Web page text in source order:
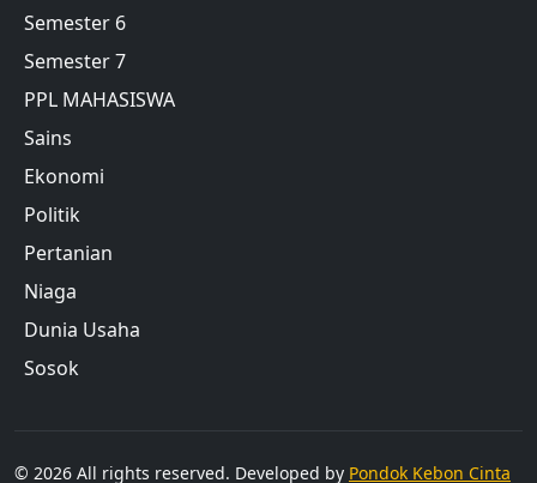
Semester 6
Semester 7
PPL MAHASISWA
Sains
Ekonomi
Politik
Pertanian
Niaga
Dunia Usaha
Sosok
© 2026 All rights reserved. Developed by Pondok Kebon Cinta